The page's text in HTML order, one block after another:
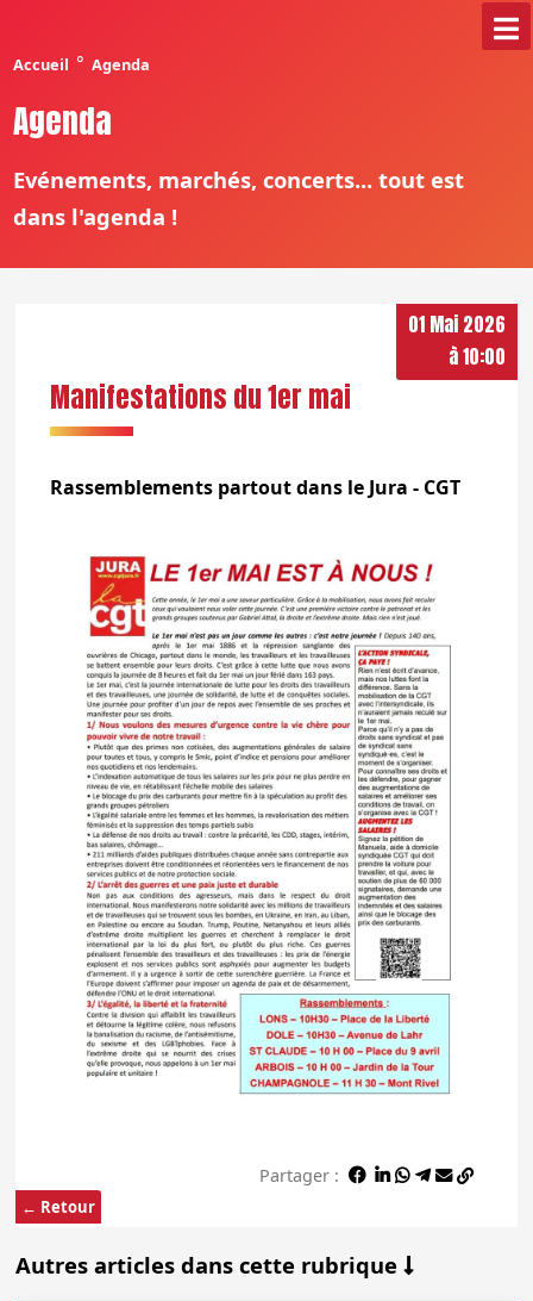
Accueil ° Agenda
Agenda
Evénements, marchés, concerts... tout est
dans l'agenda !
01 Mai 2026
à 10:00
← Retour
Manifestations du 1er mai
Rassemblements partout dans le Jura - CGT
Partager :
Autres articles dans cette rubrique